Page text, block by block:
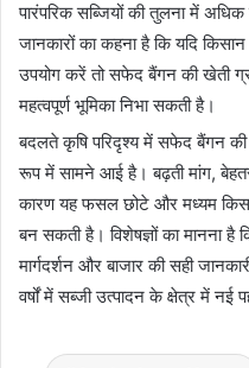
पारंपरिक सब्जियों की तुलना में
जानकारों का कहना है कि यदि
उपयोग करें तो सफेद बैंगन की खेती
महत्वपूर्ण भूमिका निभा सकती है।
बदलते कृषि परिदृश्य में सफेद बैंगन
रूप में सामने आई है। बढ़ती मांग,
कारण यह फसल छोटे और मध्यम
बन सकती है। विशेषज्ञों का मानना
मार्गदर्शन और बाजार की सही
वर्षों में सब्जी उत्पादन के क्षेत्र में नई